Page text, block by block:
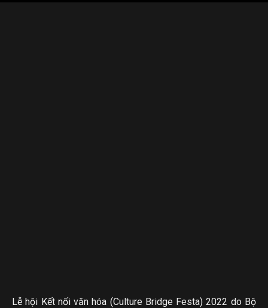
Lễ hội Kết nối văn hóa (Culture Bridge Festa) 2022 do Bộ